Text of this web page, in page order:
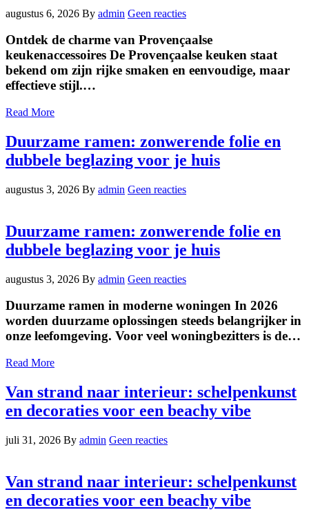
augustus 6, 2026 By admin Geen reacties
Ontdek de charme van Provençaalse
keukenaccessoires De Provençaalse keuken staat
bekend om zijn rijke smaken en eenvoudige, maar
effectieve stijl.…
Read More
Duurzame ramen: zonwerende folie en
dubbele beglazing voor je huis
augustus 3, 2026 By admin Geen reacties
Duurzame ramen: zonwerende folie en
dubbele beglazing voor je huis
augustus 3, 2026 By admin Geen reacties
Duurzame ramen in moderne woningen In 2026
worden duurzame oplossingen steeds belangrijker in
onze leefomgeving. Voor veel woningbezitters is de…
Read More
Van strand naar interieur: schelpenkunst
en decoraties voor een beachy vibe
juli 31, 2026 By admin Geen reacties
Van strand naar interieur: schelpenkunst
en decoraties voor een beachy vibe